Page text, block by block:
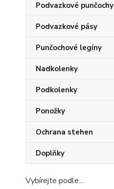
Podvazkové punčochy
Podvazkové pásy
Punčochové legíny
Nadkolenky
Podkolenky
Ponožky
Ochrana stehen
Doplňky
Vybírejte podle...